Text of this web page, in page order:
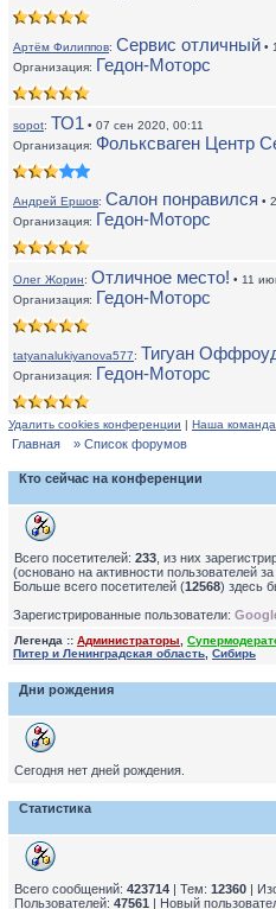
Артём Филиппов: Сервис отличный •
Организация: Гедон-Моторс
sopot: ТО1 • 07 сен 2020, 00:11
Организация: Фольксваген Центр
Андрей Ершов: Салон понравился •
Организация: Гедон-Моторс
Олег Жорин: Отличное место! • 11
Организация: Гедон-Моторс
tatyanalukiyanova577: Тигуан
Организация: Гедон-Моторс
Удалить cookies конференции | Наша команда
Главная » Список форумов
Кто сейчас на конференции
Всего посетителей: 233 , из них
(основано на активности пользователей
Больше всего посетителей (12568) здесь
Зарегистрированные пользователи:
Легенда :: Администраторы
Питер и Ленинградская область Сибирь
Дни рождения
Сегодня нет дней рождения.
Статистика
Всего сообщений: 423714 | Тем: 12360 |
Пользователей: 47561 | Новый